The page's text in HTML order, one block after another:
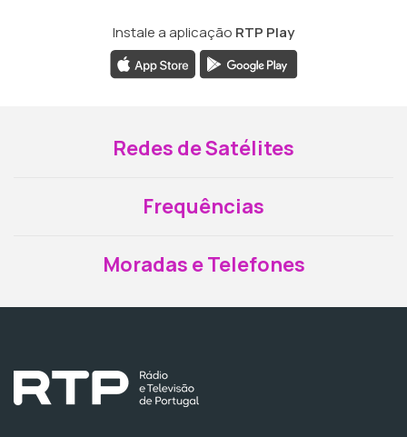
Instale a aplicação RTP Play
Redes de Satélites
Frequências
Moradas e Telefones